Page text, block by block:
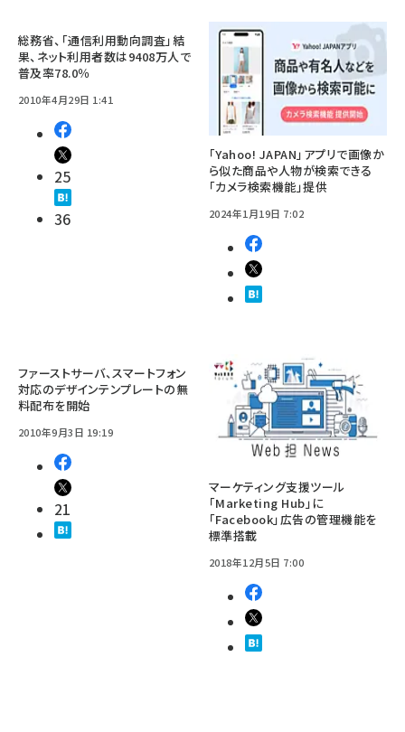
総務省、「通信利用動向調査」結
果、ネット利用者数は9408万人で
普及率78.0％
2010年4月29日 1:41
25
36
「Yahoo! JAPAN」アプリで画像か
ら似た商品や人物が検索できる
「カメラ検索機能」提供
2024年1月19日 7:02
ファーストサーバ、スマートフォン
対応のデザインテンプレートの無
料配布を開始
2010年9月3日 19:19
21
マーケティング支援ツール
「Marketing Hub」に
「Facebook」広告の管理機能を
標準搭載
2018年12月5日 7:00